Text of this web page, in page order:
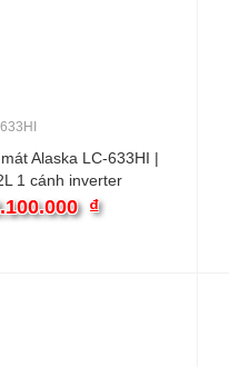
Alaska LC-633HI |
1 cánh inverter
₫